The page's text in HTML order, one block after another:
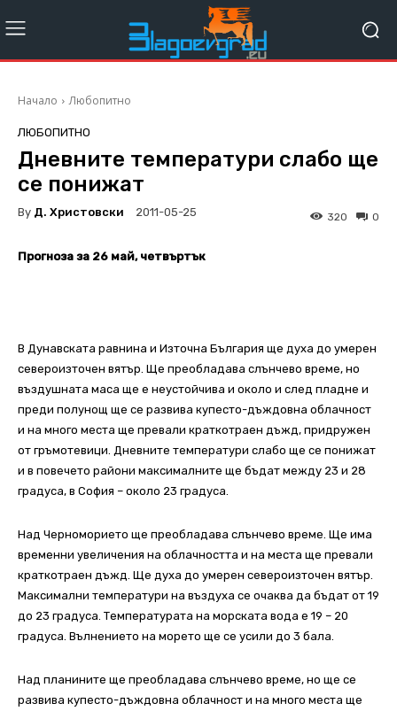
Начало Любопитно
ЛЮБОПИТНО
Дневните температури слабо ще
се понижат
By Д. Христовски 2011-05-25 0
320
Прогноза за 26 май, четвъртък
В Дунавската равнина и Източна България ще духа до умерен
североизточен вятър. Ще преобладава слънчево време, но
въздушната маса ще е неустойчива и около и след пладне и
преди полунощ ще се развива купесто-дъждовна облачност
и на много места ще превали краткотраен дъжд, придружен
от гръмотевици. Дневните температури слабо ще се понижат
и в повечето райони максималните ще бъдат между 23 и 28
градуса, в София – около 23 градуса.
Над Черноморието ще преобладава слънчево време. Ще има
временни увеличения на облачността и на места ще превали
краткотраен дъжд. Ще духа до умерен североизточен вятър.
Максимални температури на въздуха се очаква да бъдат от 19
до 23 градуса. Температурата на морската вода е 19 – 20
градуса. Вълнението на морето ще се усили до 3 бала.
Над планините ще преобладава слънчево време, но ще се
развива купесто-дъждовна облачност и на много места ще